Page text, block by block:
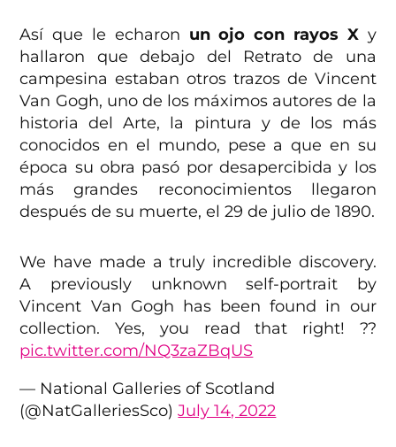
Así que le echaron un ojo con rayos Xy
hallaron que debajo del Retrato de una
campesina estaban otros trazos de Vincent
Van Gogh, uno de los máximos autores de la
historia del Arte, la pintura y de los más
conocidos en el mundo, pese a que en su
época su obra pasó por desapercibida y los
más grandes reconocimientos llegaron
después de su muerte, el 29 de julio de 1890.
We have made a truly incredible discovery.
A previously unknown self-portrait by
Vincent Van Gogh has been found in our
collection. Yes, you read that right! ?️?
pic.twitter.com/NQ3zaZBqUS
— National Galleries of Scotland
(@NatGalleriesSco)July 14, 2022